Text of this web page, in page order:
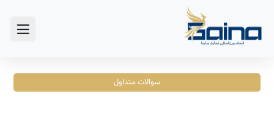
سوالات متداول